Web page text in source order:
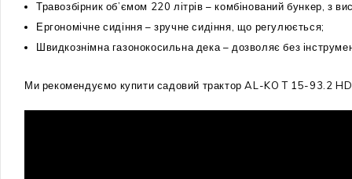
Травозбірник об’ємом 220 літрів – комбінований бункер, з
Ергономічне сидіння – зручне сидіння, що регулюється;
Швидкознімна газонокосильна дека – дозволяє без
Ми рекомендуємо купити садовий трактор AL-KO T 15-93.2